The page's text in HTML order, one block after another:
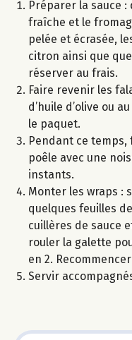
Préparer la sauce
fraîche et le
pelée et écrasée,
citron ainsi que
réserver au frais.
Faire revenir les
d’huile d’olive ou
le paquet.
Pendant ce
poêle avec une
instants.
Monter les wraps :
quelques feuilles
cuillères de sauce
rouler la galette
en 2.
Servir